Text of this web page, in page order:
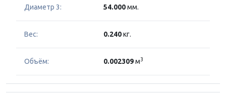
Диаметр 3: 54.000мм.
Вес: 0.240кг.
Объём: 0.002309м3